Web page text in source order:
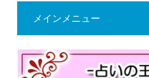
メインメニュー